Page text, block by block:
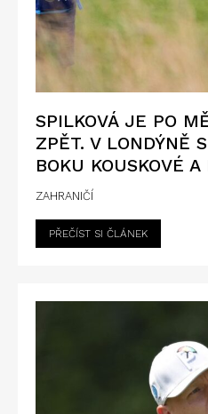
SPILKOVÁ JE PO
ZPĚT. V LONDÝNĚ
BOKU KOUSKOVÉ
ZAHRANIČÍ
PŘEČÍST SI ČLÁNEK